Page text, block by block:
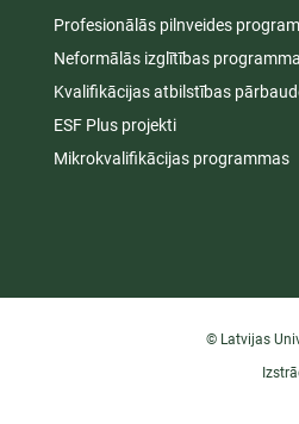
Profesionālās pilnveides
Neformālās izglītības
Kvalifikācijas atbilstības
ESF Plus projekti
Mikrokvalifikācijas programmas
© Latvijas